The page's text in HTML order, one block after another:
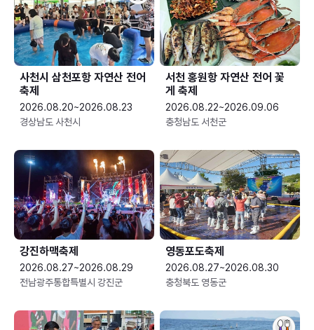
사천시 삼천포항 자연산 전어
축제
2026.08.20~2026.08.23
경상남도 사천시
서천 홍원항 자연산 전어 꽃
게 축제
2026.08.22~2026.09.06
충청남도 서천군
강진하맥축제
2026.08.27~2026.08.29
전남광주통합특별시 강진군
영동포도축제
2026.08.27~2026.08.30
충청북도 영동군